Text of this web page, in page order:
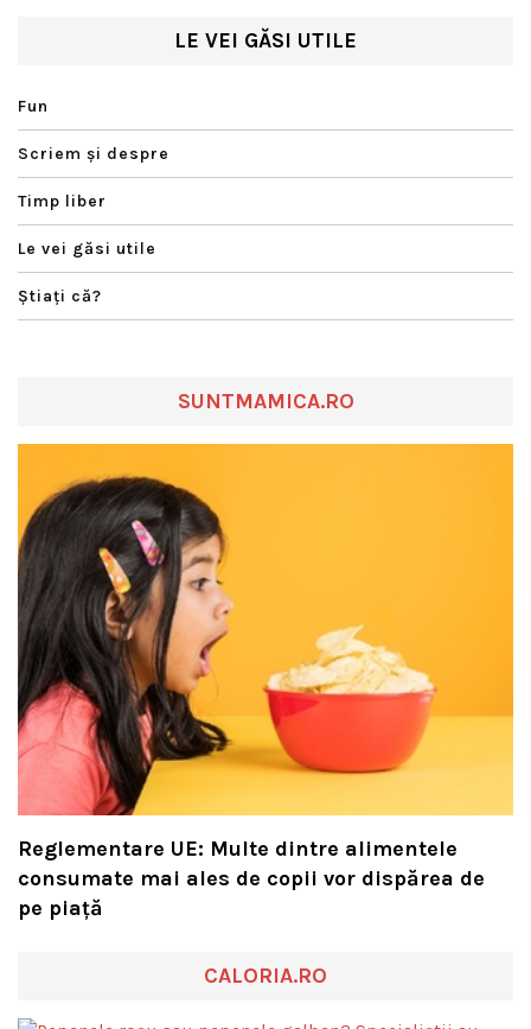
LE VEI GĂSI UTILE
Fun
Scriem şi despre
Timp liber
Le vei găsi utile
Ştiaţi că?
SUNTMAMICA.RO
Reglementare UE: Multe dintre alimentele
consumate mai ales de copii vor dispărea de
pe piață
CALORIA.RO